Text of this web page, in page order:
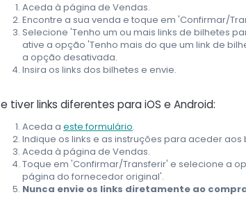
Aceda à página de Vendas.
Encontre a sua venda e toque em 'Confirmar/
Selecione 'Tenho um ou mais links de bilhetes
ative a opção 'Tenho mais do que um link de
a opção desativada.
Insira os links dos bilhetes e envie.
tiver links diferentes para iOS e Android:
Aceda aeste formulário.
Indique os links e as instruções para aceder aos
Aceda à página de Vendas.
Toque em 'Confirmar/Transferir' e selecione a
página do fornecedor original'.
Nunca envie os links diretamente ao